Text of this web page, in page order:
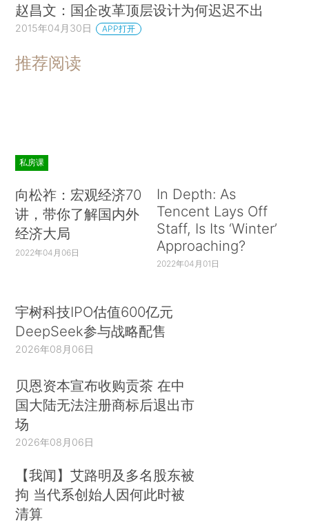
赵昌文：国企改革顶层设计为何迟迟不出
2015年04月30日 APP打开
推荐阅读
私房课
向松祚：宏观经济70
讲，带你了解国内外
经济大局
2022年04月06日
In Depth: As
Tencent Lays Off
Staff, Is Its ‘Winter’
Approaching?
2022年04月01日
宇树科技IPO估值600亿元
DeepSeek参与战略配售
2026年08月06日
贝恩资本宣布收购贡茶 在中
国大陆无法注册商标后退出市
场
2026年08月06日
【我闻】艾路明及多名股东被
拘 当代系创始人因何此时被
清算